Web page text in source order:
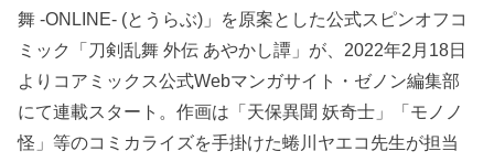
舞 -ONLINE- (とうらぶ)」を原案とした公式スピンオフコ
ミック「刀剣乱舞 外伝 あやかし譚」が、2022年2月18日
よりコアミックス公式Webマンガサイト・ゼノン編集部
にて連載スタート。作画は「天保異聞 妖奇士」「モノノ
怪」等のコミカライズを手掛けた蜷川ヤエコ先生が担当